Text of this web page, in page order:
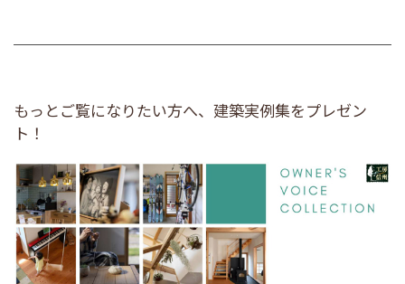
もっとご覧になりたい方へ、建築実例集をプレゼン
ト！